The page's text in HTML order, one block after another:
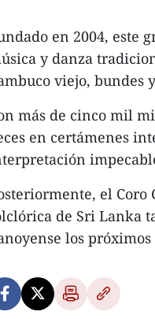
en 2004, este
y danza
viejo, bundes
más de cinco mil
en certámenes
el Coro
de Sri Lanka
los